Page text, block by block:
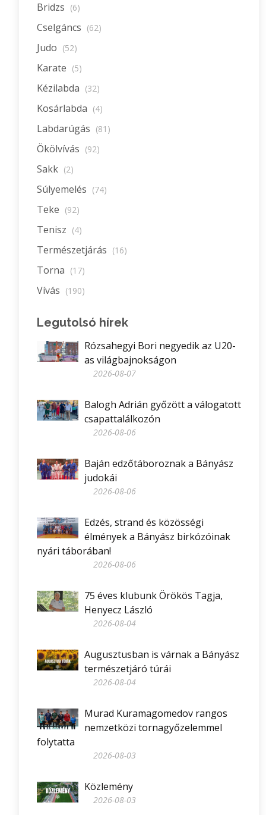
Bridzs (6)
Cselgáncs (62)
Judo (52)
Karate (5)
Kézilabda (32)
Kosárlabda (4)
Labdarúgás (81)
Ökölvívás (92)
Sakk (2)
Súlyemelés (74)
Teke (92)
Tenisz (4)
Természetjárás (16)
Torna (17)
Vívás (190)
Legutolsó hírek
Rózsahegyi Bori negyedik az U20-
as világbajnokságon
2026-08-07
Balogh Adrián győzött a válogatott
csapattalálkozón
2026-08-06
Baján edzőtáboroznak a Bányász
judokái
2026-08-06
Edzés, strand és közösségi
élmények a Bányász birkózóinak
nyári táborában!
2026-08-06
75 éves klubunk Örökös Tagja,
Henyecz László
2026-08-04
Augusztusban is várnak a Bányász
természetjáró túrái
2026-08-04
Murad Kuramagomedov rangos
nemzetközi tornagyőzelemmel
folytatta
2026-08-03
Közlemény
2026-08-03